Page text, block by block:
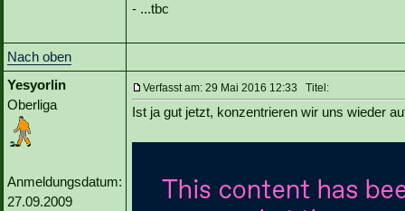
- ...tbc
Nach oben
Yesyorlin
Oberliga
Anmeldungsdatum:
27.09.2009
Verfasst am: 29 Mai 2016 12:33 Titel:
Ist ja gut jetzt, konzentrieren wir uns wieder